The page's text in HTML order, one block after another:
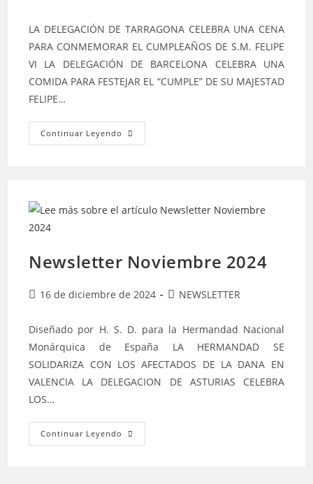
LA DELEGACIÓN DE TARRAGONA CELEBRA UNA CENA
PARA CONMEMORAR EL CUMPLEAÑOS DE S.M. FELIPE
VI LA DELEGACIÓN DE BARCELONA CELEBRA UNA
COMIDA PARA FESTEJAR EL “CUMPLE” DE SU MAJESTAD
FELIPE…
Continuar Leyendo
Newsletter Noviembre 2024
16 de diciembre de 2024 NEWSLETTER
Diseñado por H. S. D. para la Hermandad Nacional
Monárquica de España LA HERMANDAD SE
SOLIDARIZA CON LOS AFECTADOS DE LA DANA EN
VALENCIA LA DELEGACION DE ASTURIAS CELEBRA
LOS…
Continuar Leyendo